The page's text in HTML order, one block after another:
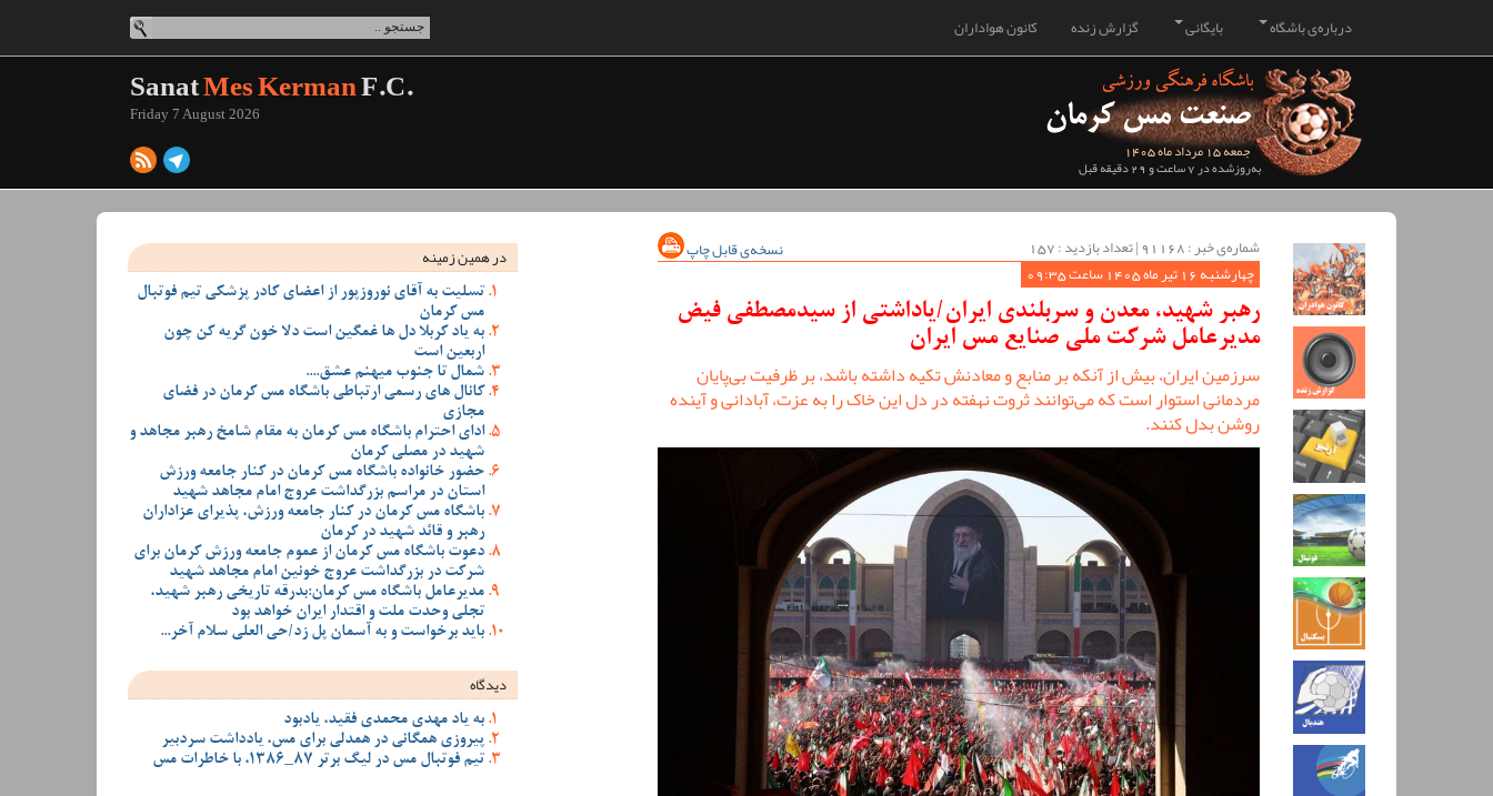
کانون هواداران گزارش زنده بایگانی درباره‌ی باشگاه
جمعه 15 مرداد ماه 1405
به‌روزشده در 7 ساعت و 29 دقیقه قبل
SanatMes KermanF.C.
Friday 7 August 2026
شماره‌ی خبر : ‌91168 | تعداد بازدید : 157
نسخه‌ی قابل چاپ
چهارشنبه 16 تیر ماه 1405 ساعت 09:35
رهبر شهید، معدن و سربلندی ایران/یاداشتی از سیدمصطفی‌‌ فیض
مدیرعامل شرکت ملی صنایع مس ایران
سرزمین ایران، بیش از آنکه بر منابع و معادنش تکیه داشته باشد، بر ظرفیت بی‌پایان
مردمانی استوار است که می‌توانند ثروت نهفته در دل این خاک را به عزت، آبادانی و آینده
روشن بدل کنند.
در همین زمینه
تسلیت به آقای نوروزپور از اعضای کادر پزشکی تیم فوتبال
مس کرمان
به یاد کربلا دل ها غمگین است دلا خون گریه کن چون
اربعین است
شمال تا جنوب میهنم عشق....
کانال های رسمی ارتباطی باشگاه مس کرمان در فضای
مجازی
ادای احترام باشگاه مس کرمان به مقام شامخ رهبر مجاهد و
شهید در مصلی کرمان
حضور خانواده باشگاه مس کرمان در کنار جامعه ورزش
استان در مراسم بزرگداشت عروج امام مجاهد شهید
باشگاه مس کرمان در کنار جامعه ورزش، پذیرای عزاداران
رهبر و قائد شهید در کرمان
دعوت باشگاه مس کرمان از عموم جامعه ورزش کرمان برای
شرکت در بزرگداشت عروج خونین امام مجاهد شهید
مدیرعامل باشگاه مس کرمان:بدرقه تاریخی رهبر شهید،
تجلی وحدت ملت و اقتدار ایران خواهد بود
باید برخواست و به آسمان پل زد/حی العلی سلام آخر...
دیدگاه
به یاد مهدی محمدی فقید، یادبود
پیروزی همگانی در همدلی برای مس، یادداشت سردبیر
تیم فوتبال مس در لیگ برتر 87_1386، با خاطرات مس